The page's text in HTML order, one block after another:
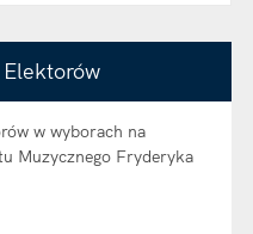
w wyborach na
Muzycznego Fryderyka